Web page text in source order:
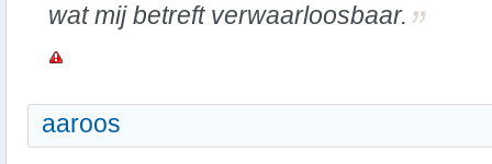
wat mij betreft verwaarloosbaar.
aaroos